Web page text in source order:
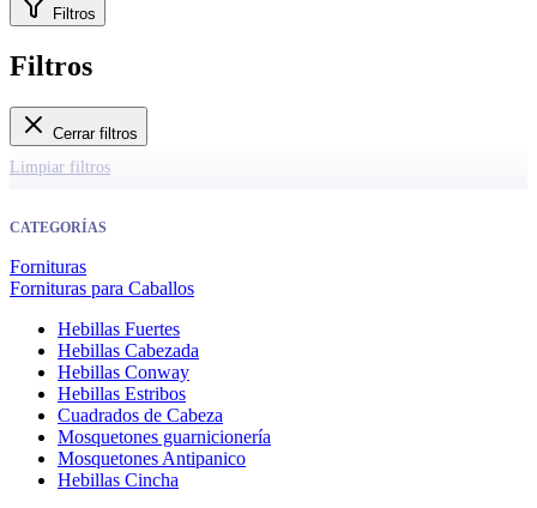
Filtros
Filtros
Cerrar filtros
Limpiar filtros
CATEGORÍAS
Fornituras
Fornituras para Caballos
Hebillas Fuertes
Hebillas Cabezada
Hebillas Conway
Hebillas Estribos
Cuadrados de Cabeza
Mosquetones guarnicionería
Mosquetones Antipanico
Hebillas Cincha